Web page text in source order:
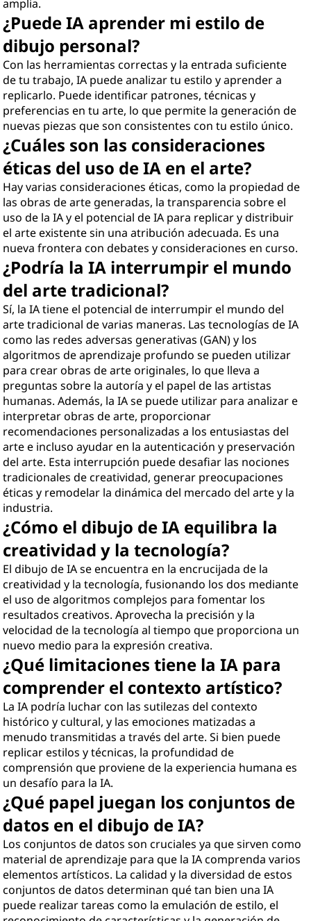
amplia.
¿Puede IA aprender mi estilo de
dibujo personal?
Con las herramientas correctas y la entrada suficiente
de tu trabajo, IA puede analizar tu estilo y aprender a
replicarlo. Puede identificar patrones, técnicas y
preferencias en tu arte, lo que permite la generación de
nuevas piezas que son consistentes con tu estilo único.
¿Cuáles son las consideraciones
éticas del uso de IA en el arte?
Hay varias consideraciones éticas, como la propiedad de
las obras de arte generadas, la transparencia sobre el
uso de la IA y el potencial de IA para replicar y distribuir
el arte existente sin una atribución adecuada. Es una
nueva frontera con debates y consideraciones en curso.
¿Podría la IA interrumpir el mundo
del arte tradicional?
Sí, la IA tiene el potencial de interrumpir el mundo del
arte tradicional de varias maneras. Las tecnologías de IA
como las redes adversas generativas (GAN) y los
algoritmos de aprendizaje profundo se pueden utilizar
para crear obras de arte originales, lo que lleva a
preguntas sobre la autoría y el papel de las artistas
humanas. Además, la IA se puede utilizar para analizar e
interpretar obras de arte, proporcionar
recomendaciones personalizadas a los entusiastas del
arte e incluso ayudar en la autenticación y preservación
del arte. Esta interrupción puede desafiar las nociones
tradicionales de creatividad, generar preocupaciones
éticas y remodelar la dinámica del mercado del arte y la
industria.
¿Cómo el dibujo de IA equilibra la
creatividad y la tecnología?
El dibujo de IA se encuentra en la encrucijada de la
creatividad y la tecnología, fusionando los dos mediante
el uso de algoritmos complejos para fomentar los
resultados creativos. Aprovecha la precisión y la
velocidad de la tecnología al tiempo que proporciona un
nuevo medio para la expresión creativa.
¿Qué limitaciones tiene la IA para
comprender el contexto artístico?
La IA podría luchar con las sutilezas del contexto
histórico y cultural, y las emociones matizadas a
menudo transmitidas a través del arte. Si bien puede
replicar estilos y técnicas, la profundidad de
comprensión que proviene de la experiencia humana es
un desafío para la IA.
¿Qué papel juegan los conjuntos de
datos en el dibujo de IA?
Los conjuntos de datos son cruciales ya que sirven como
material de aprendizaje para que la IA comprenda varios
elementos artísticos. La calidad y la diversidad de estos
conjuntos de datos determinan qué tan bien una IA
puede realizar tareas como la emulación de estilo, el